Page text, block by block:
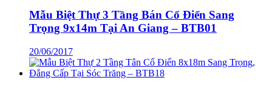
Mẫu Biệt Thự 3 Tầng Bán Cổ Điển Sang
Trọng 9x14m Tại An Giang – BTB01
20/06/2017